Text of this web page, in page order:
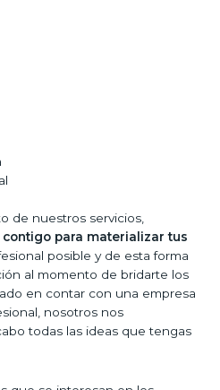
de nuestros servicios,
para materializar tus
posible y de esta forma
al momento de bridarte los
en contar con una empresa
nosotros nos
todas las ideas que tengas